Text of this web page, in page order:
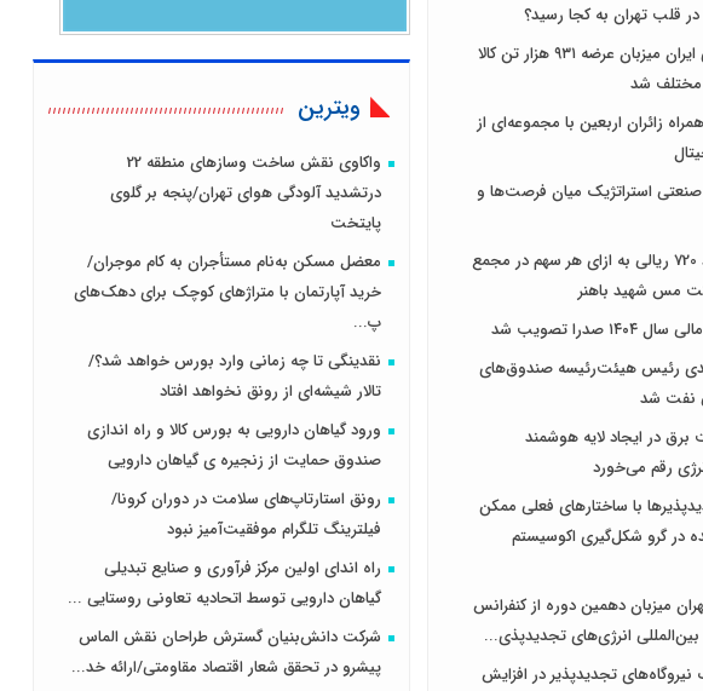
قلب تهران به کجا رسید؟
بورس کالای ایران میزبان عرضه ۹۳۱ هزار تن کالا
مختلف شد
زائران اربعین با مجموعه‌ای از
استراتژیک میان فرصت‌ها و
تقسیم سود 720 ریالی به ازای هر سهم در مجمع
مس شهید باهنر
صدرا تصویب شد
رئیس هیئت‌رئیسه صندوق‌های
نفت شد
در ایجاد لایه هوشمند
رقم می‌خورد
با ساختارهای فعلی ممکن
در گرو شکل‌گیری اکوسیستم
میزبان دهمین دوره از کنفرانس
انرژی‌های تجدیدپذی...
تجدیدپذیر در افزایش
ویترین
واکاوی نقش ساخت وسازهای منطقه 22
درتشدید آلودگی هوای تهران/پنجه بر گلوی
پایتخت
معضل مسکن به‌نام مستأجران به کام موجران/
خرید آپارتمان با متراژهای کوچک برای دهک‌های
پ...
نقدینگی تا چه زمانی وارد بورس خواهد شد؟/
تالار شیشه‌ای از رونق نخواهد افتاد
ورود گیاهان دارویی به بورس کالا و راه اندازی
صندوق حمایت از زنجیره ی گیاهان دارویی
رونق استارتاپ‌های سلامت در دوران کرونا/
فیلترینگ تلگرام موفقیت‌آمیز نبود
راه اندای اولین مرکز فرآوری و صنایع تبدیلی
گیاهان دارویی توسط اتحادیه تعاونی روستایی ...
شرکت دانش‌بنیان گسترش طراحان‌‌ ‌نقش‌ الماس
پیشرو در تحقق شعار اقتصاد مقاومتی/ارائه خد...